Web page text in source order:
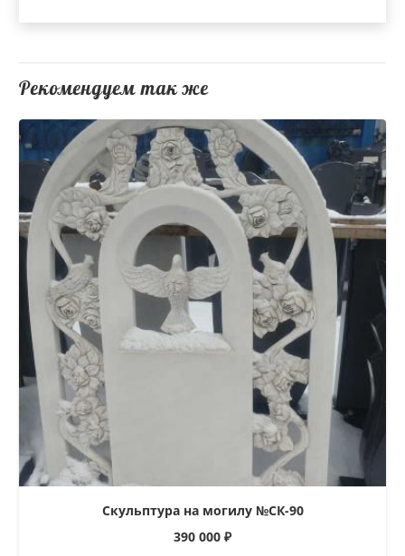
Рекомендуем так же
Скульптура на могилу №СК-90
390 000 ₽